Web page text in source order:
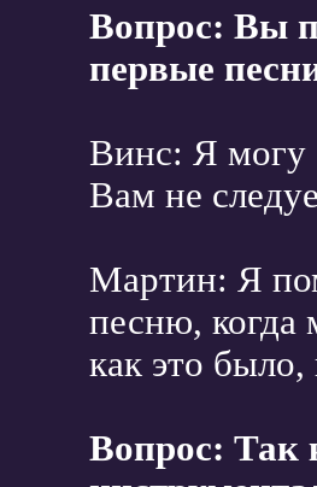
Вопрос: Вы
первые
Винс: Я могу
Вам не
Мартин: Я
песню, когда
как это
Вопрос: Так